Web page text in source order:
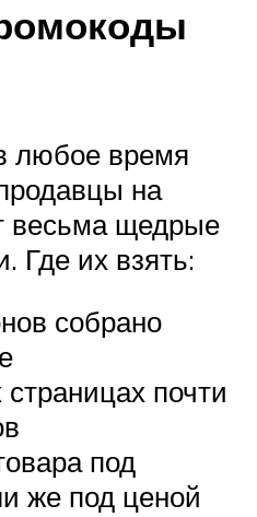
любое время
на
весьма щедрые
Где их взять:
собрано
почти
под
же под ценой